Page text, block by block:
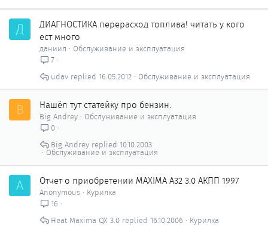
Д
ДИАГНОСТИКА перерасход топлива! читать у кого
ест много
даниил
Обслуживание и эксплуатация
7
Обслуживание и эксплуатация
16.05.2012
udav
B Нашёл тут статейку про бензин.
Big Andrey
Обслуживание и эксплуатация
0
Обслуживание и эксплуатация
10.10.2003
Big Andrey
A Отчет о приобретении MAXIMA A32 3.0 АКПП 1997
Anonymous
Курилка
16
Курилка
16.10.2006
Heat Maxima QX 3.0